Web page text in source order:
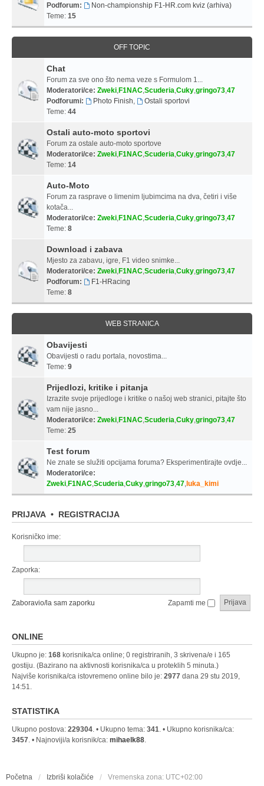
Podforum:
Non-championship F1-HR.com kviz (arhiva)
Teme: 15
OFF TOPIC
Chat
Forum za sve ono što nema veze s Formulom 1...
Moderatori/ce: Zweki,F1NAC,Scuderia,Cuky,gringo73,47
Podforumi:
Photo Finish,
Ostali sportovi
Teme: 44
Ostali auto-moto sportovi
Forum za ostale auto-moto sportove
Moderatori/ce: Zweki,F1NAC,Scuderia,Cuky,gringo73,47
Teme: 14
Auto-Moto
Forum za rasprave o limenim ljubimcima na dva, četiri i više
kotača...
Moderatori/ce: Zweki,F1NAC,Scuderia,Cuky,gringo73,47
Teme: 8
Download i zabava
Mjesto za zabavu, igre, F1 video snimke...
Moderatori/ce: Zweki,F1NAC,Scuderia,Cuky,gringo73,47
Podforum:
F1-HRacing
Teme: 8
WEB STRANICA
Obavijesti
Obavijesti o radu portala, novostima...
Teme: 9
Prijedlozi, kritike i pitanja
Izrazite svoje prijedloge i kritike o našoj web stranici, pitajte što
vam nije jasno...
Moderatori/ce: Zweki,F1NAC,Scuderia,Cuky,gringo73,47
Teme: 25
Test forum
Ne znate se služiti opcijama foruma? Eksperimentirajte ovdje...
Moderatori/ce:
Zweki,F1NAC,Scuderia,Cuky,gringo73,47,luka_kimi
PRIJAVA • REGISTRACIJA
Korisničko ime:
Zaporka:
Zaboravio/la sam zaporku Zapamti me
ONLINE
Ukupno je: 168 korisnika/ca online; 0 registriranih, 3 skrivena/e i 165
gostiju. (Bazirano na aktivnosti korisnika/ca u proteklih 5 minuta.)
Najviše korisnika/ca istovremeno online bilo je: 2977 dana 29 stu 2019,
14:51.
STATISTIKA
Ukupno postova: 229304. • Ukupno tema: 341. • Ukupno korisnika/ca:
3457. • Najnoviji/a korisnik/ca: mihaelk88.
Početna Izbriši kolačiće Vremenska zona: UTC+02:00